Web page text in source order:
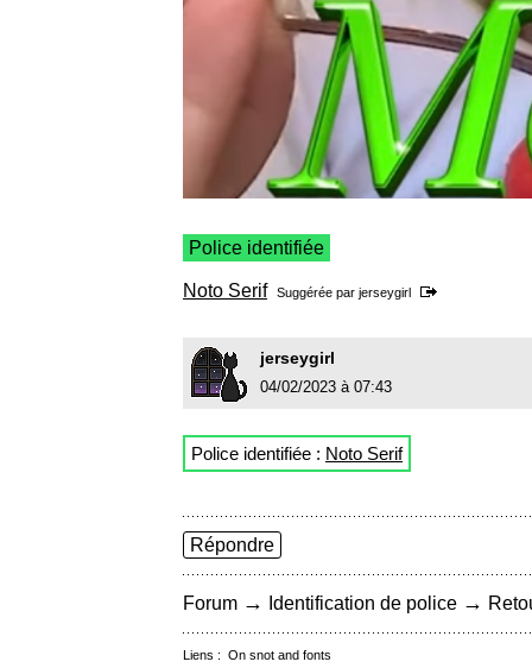
Police identifiée
Noto Serif Suggérée par jerseygirl
jerseygirl
04/02/2023 à 07:43
Police identifiée : Noto Serif
Répondre
Forum → Identification de police →
Liens : On snot and fonts